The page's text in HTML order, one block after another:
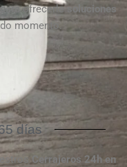
ofrecerle soluciones
momento.
días
Cerrajeros 24h en